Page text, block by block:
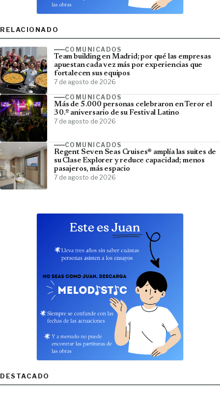
RELACIONADO
COMUNICADOS
Team building en Madrid; por qué las empresas
apuestan cada vez más por experiencias que
fortalecen sus equipos
7 de agosto de 2026
COMUNICADOS
Más de 5.000 personas celebraron en Teror el
30.º aniversario de su Festival Latino
7 de agosto de 2026
COMUNICADOS
Regent Seven Seas Cruises® amplía las suites de
su Clase Explorer y reduce capacidad; menos
pasajeros, más espacio
7 de agosto de 2026
DESTACADO